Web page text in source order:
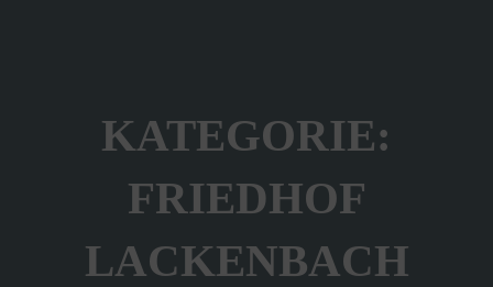
KATEGORIE:
FRIEDHOF
LACKENBACH